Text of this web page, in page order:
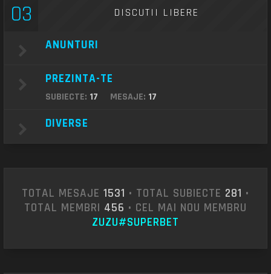
03 DISCUTII LIBERE
ANUNTURI
PREZINTA-TE
SUBIECTE: 17 MESAJE: 17
DIVERSE
TOTAL MESAJE 1531 • TOTAL SUBIECTE 281 •
TOTAL MEMBRI 456 • CEL MAI NOU MEMBRU
ZUZU#SUPERBET